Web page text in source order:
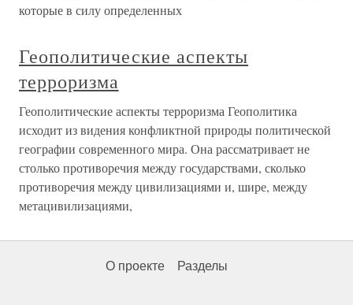
которые в силу определенных
Геополитические аспекты
терроризма
Геополитические аспекты терроризма Геополитика
исходит из видения конфликтной природы политической
географии современного мира. Она рассматривает не
столько противоречия между государствами, сколько
противоречия между цивилизациями и, шире, между
метацивилизациями,
О проекте Разделы